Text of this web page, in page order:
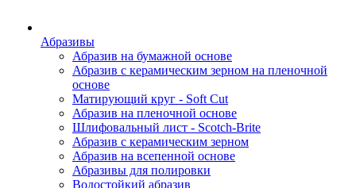
Абразивы
Абразив на бумажной основе
Абразив с керамическим зерном на пленочной
основе
Матирующий круг - Soft Cut
Абразив на пленочной основе
Шлифовальный лист - Scotch-Brite
Абразив с керамическим зерном
Абразив на всепенной основе
Абразивы для полировки
Водостойкий абразив